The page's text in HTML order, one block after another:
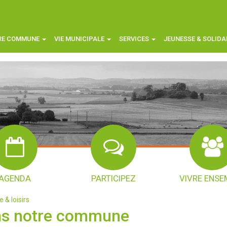
COMMUNE VIE MUNICIPALE SERVICES JEUNESSE &
PARTICIPEZ VIVRE
& loisirs
notre commune